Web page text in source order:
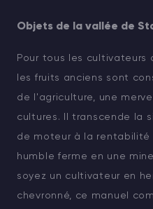
Objets de la vallée de
Pour tous les cultivateurs
les fruits anciens sont
de l'agriculture, une
cultures. Il transcende la
de moteur à la rentabilité
humble ferme en une
soyez un cultivateur en
chevronné, ce manuel